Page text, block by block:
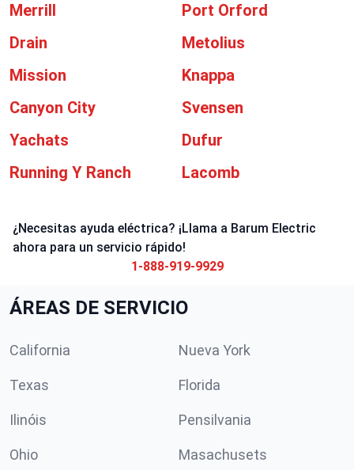
Merrill
Port Orford
Drain
Metolius
Mission
Knappa
Canyon City
Svensen
Yachats
Dufur
Running Y Ranch
Lacomb
¿Necesitas ayuda eléctrica? ¡Llama a Barum Electric
ahora para un servicio rápido!
1-888-919-9929
ÁREAS DE SERVICIO
California Nueva York
Texas Florida
Ilinóis Pensilvania
Ohio Masachusets